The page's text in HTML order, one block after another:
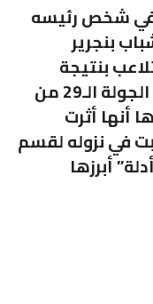
في شخص رئيسه
بنجرير
بنتيجة
المباراة التي جمعتهما لحساب الجولة الـ29 من
أنها أثرت
في نزوله لقسم
أبرزها